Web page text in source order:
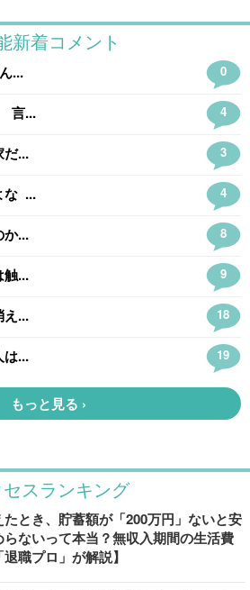
セスランキング
とき、貯蓄額が「200万円」ないと安
ないって本当？無収入期間の生活費
職プロ」が解説】